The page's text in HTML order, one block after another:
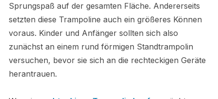
Sprungspaß auf der gesamten Fläche. Andererseits
setzten diese Trampoline auch ein größeres Können
voraus. Kinder und Anfänger sollten sich also
zunächst an einem rund förmigen Standtrampolin
versuchen, bevor sie sich an die rechteckigen Geräte
herantrauen.